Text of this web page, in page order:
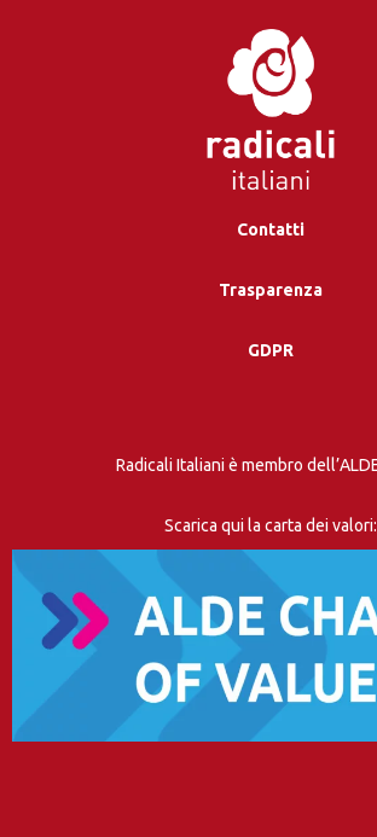
Contatti
Trasparenza
GDPR
Radicali Italiani è membro
Scarica qui la carta dei valori: